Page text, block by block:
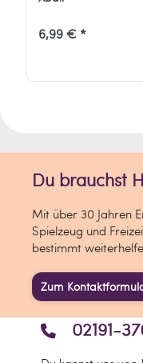
6,99 € *
Du brauchst
Mit über 30 Jahren
Spielzeug und
bestimmt
Zum
02191-